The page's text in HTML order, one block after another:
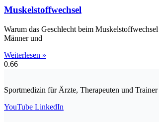
Muskelstoffwechsel
Warum das Geschlecht beim
Männer und
Weiterlesen »
Sportmedizin für Ärzte, Therapeuten und Trainer
YouTube LinkedIn